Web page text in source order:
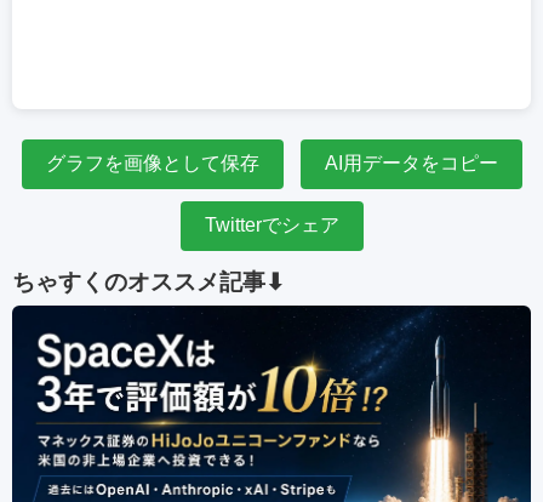
グラフを画像として保存 AI用データをコピー
Twitterでシェア
ちゃすくのオススメ記事⬇︎